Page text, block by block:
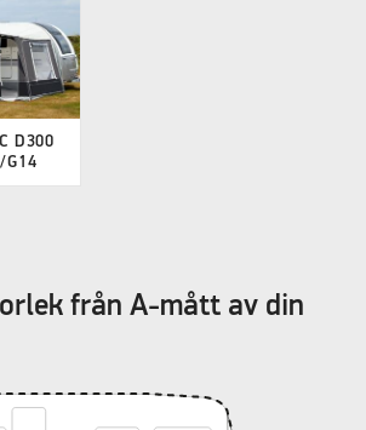
D300
G14
från A-mått av din